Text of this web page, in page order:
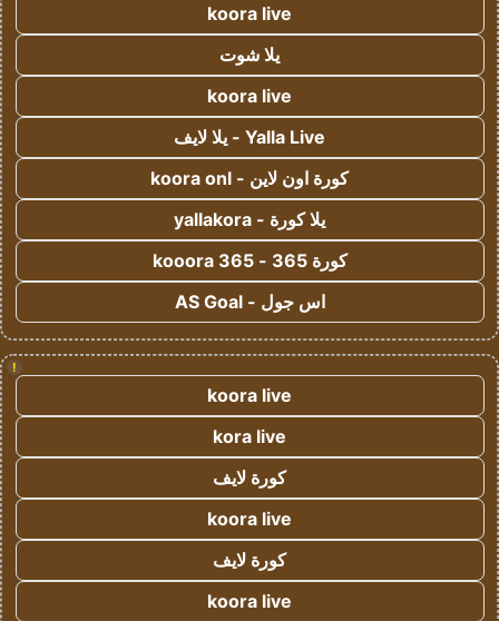
koora live
يلا شوت
koora live
Yalla Live - يلا لايف
كورة اون لاين - koora onl
يلا كورة - yallakora
كورة 365 - kooora 365
اس جول - AS Goal
!
koora live
kora live
كورة لايف
koora live
كورة لايف
koora live